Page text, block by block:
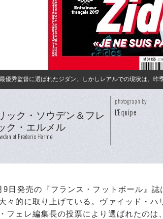
優秀監督に選ばれたジダン。しかしレアルでの現状は、昨
ック・ソウデン＆フレ
ク・エルメル
et Frederic Hermel
photograph by
L'Equipe
日発売の『フランス・フットボール』
々的に取り上げている。ヴァイッド・
フェレ編集長の投票により選ばれたの